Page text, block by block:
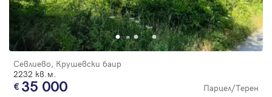
Севлиево, Крушевски баир
2232 кв.м.
35 000 Парцел/Терен